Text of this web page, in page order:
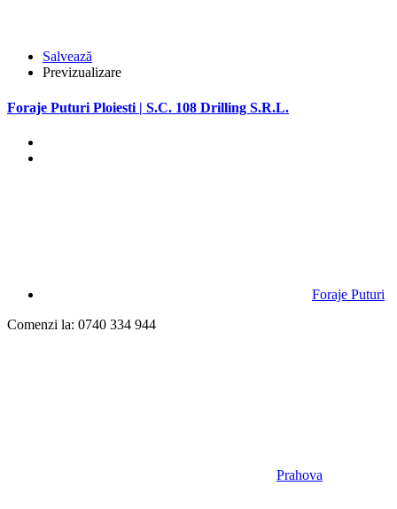
Salvează
Previzualizare
Foraje Puturi Ploiesti | S.C. 108 Drilling S.R.L.
Foraje Puturi
Comenzi la: 0740 334 944
Prahova